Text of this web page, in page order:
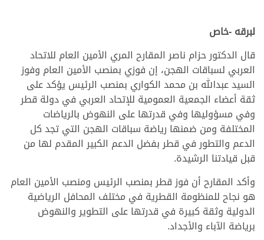
لبرقه -خاص
قال الدكتور حزام ناصر المقارح المري الأمين العام للاتحاد
العربي لسباقات الهجن، إن فوزي بمنصب الأمين العام وفوز
السيد عبدالله بن محمد الكواري بمنصب الرئيس يؤكد على
ثقة أعضاء الجمعية العمومية للإتحاد العربي في دولة قطر
وفي مسؤوليها وفي قدرتها على النهوض بالرياضات
المختلفة ومن ضمنها رياضة سباقات الهجن التي تجد كل
الدعم والتطور في قطر بفضل الدعم الكبير المقدم لها من
قبل قيادتنا الرشيدة.
وأكد المقارح أن فوز قطر بمنصب الرئيس ومنصب الأمين العام
هو نجاح للمنظومة القطرية في مختلف المحافل الرياضية
الدولية وثقة كبيرة في قدرتها على التطوير والنهوض
برياضة الآباء والأجداد.